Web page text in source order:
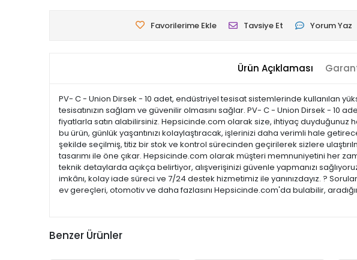
Favorilerime Ekle Tavsiye Et Yorum Yaz
Ürün Açıklaması
PV- C - Union Dirsek - 10 adet, endüstriyel tesisat sistemlerinde kullanılan
tesisatınızın sağlam ve güvenilir olmasını sağlar. PV- C - Union Dirsek - 10
fiyatlarla satın alabilirsiniz. Hepsicinde.com olarak size, ihtiyaç duyduğunuz
bu ürün, günlük yaşantınızı kolaylaştıracak, işlerinizi daha verimli hale
şekilde seçilmiş, titiz bir stok ve kontrol sürecinden geçirilerek sizlere
tasarımı ile öne çıkar. Hepsicinde.com olarak müşteri memnuniyetini her
teknik detaylarda açıkça belirtiyor, alışverişinizi güvenle yapmanızı
imkânı, kolay iade süreci ve 7/24 destek hizmetimiz ile yanınızdayız. ?
ev gereçleri, otomotiv ve daha fazlasını Hepsicinde.com'da bulabilir,
Benzer Ürünler